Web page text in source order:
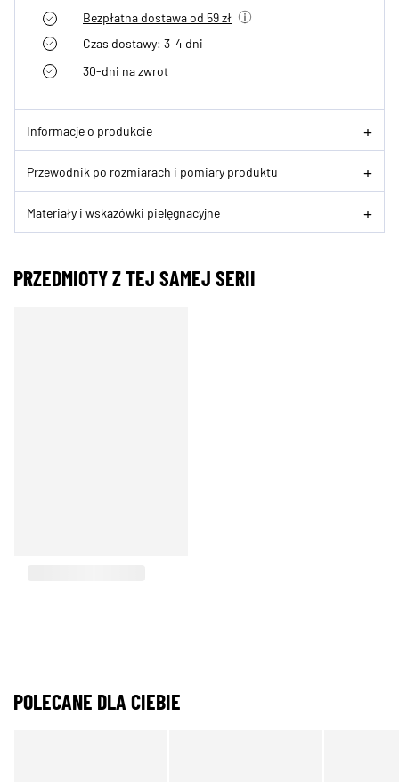
Bezpłatna dostawa od 59 zł
Czas dostawy: 3–4 dni
30-dni na zwrot
Informacje o produkcie
Przewodnik po rozmiarach i pomiary produktu
Materiały i wskazówki pielęgnacyjne
PRZEDMIOTY Z TEJ SAMEJ SERII
POLECANE DLA CIEBIE